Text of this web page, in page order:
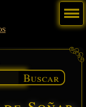
Buscar
Menú